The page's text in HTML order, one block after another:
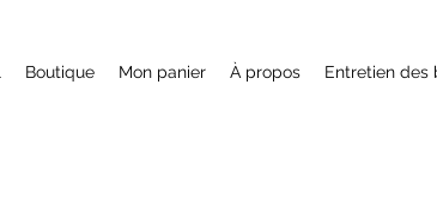
Boutique Mon panier À propos Entretien des